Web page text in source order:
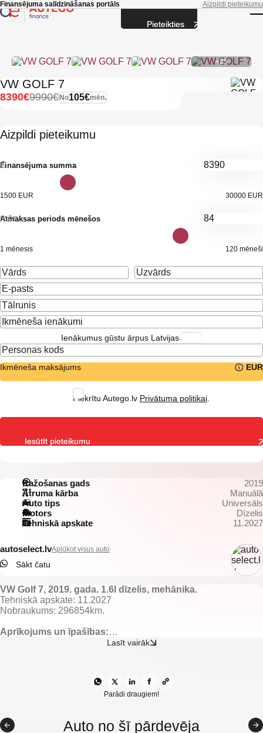
Skip to main content
Finansējuma salīdzināšanas portāls Aizpildi pieteikumu
+25
VW GOLF 7
No105€mēn.
9990€
8390€
Aizpildi pieteikumu
Finansējuma summa
€
1500 EUR 30000 EUR
Atmaksas periods mēnešos
mēn.
1 mēnesis 120 mēneši
Ienākumus gūstu ārpus Latvijas
Ikmēneša maksājums EUR
Piekrītu Autego.lv Privātuma politikai.
Ražošanas gads
2019
Ātruma kārba
Manuālā
Auto tips
Universāls
Motors
Dīzelis
Tehniskā apskate
11.2027
autoselect.lvAplūkot visus auto
Sākt čatu
VW Golf 7, 2019. gada. 1.6l dīzelis, mehānika.
Tehniskā apskate: 11.2027
Nobraukums: 296854km.
Aprīkojums un īpašības:
Gaisa kondicionieris ar 2 zonu klimata kontroli.
Start/stop sistēma.
Multistūre.
Lasīt vairāk
Parādi draugiem!
Auto no šī pārdevēja